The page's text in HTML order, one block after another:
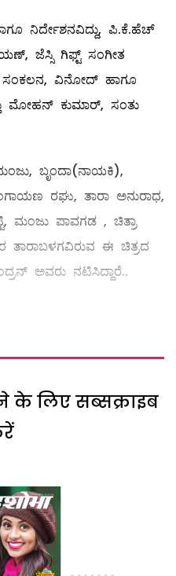
ನಿರ್ದೇಶನವಿದ್ದು, ಪಿ.ಕೆ.ಹೆಚ್
ಜೆಸ್ಸಿ ಗಿಫ್ಟ್ ಸಂಗೀತ
ವಿನೋದ್ ಹಾಗೂ
ಮೋಹನ್ ಕುಮಾರ್, ಸಂತು
ಬೃಂದಾ(ನಾಯಕಿ),
ರಘು, ತಾರಾ ಅನುರಾಧ,
ಮಂಜು ಪಾವಗಡ , ಚಿತ್ರಾ
ತಾರಾಬಳಗವಿರುವ ಈ ಚಿತ್ರದ
ಅವರು ನಟಿಸಿದ್ದಾರೆ..
लिए सब्सक्राइब